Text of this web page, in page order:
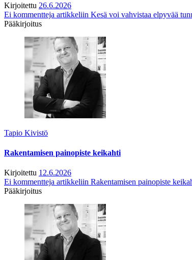
Kirjoitettu 26.6.2026
Ei kommentteja artikkeliin Kesä voi vahvistaa elpyvää
Pääkirjoitus
Tapio Kivistö
Rakentamisen painopiste keikahti
Kirjoitettu 12.6.2026
Ei kommentteja artikkeliin Rakentamisen painopiste
Pääkirjoitus